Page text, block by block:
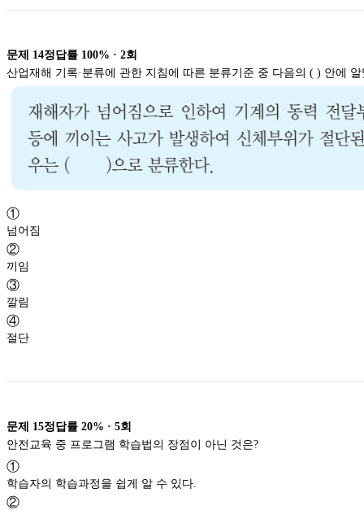
문제 14정답률 100% · 2회
산업재해 기록·분류에 관한 지침에 따른 분류기준 중 다음의 ( ) 안에
①
넘어짐
②
끼임
③
깔림
④
절단
문제 15정답률 20% · 5회
안전교육 중 프로그램 학습법의 장점이 아닌 것은?
①
학습자의 학습과정을 쉽게 알 수 있다.
②